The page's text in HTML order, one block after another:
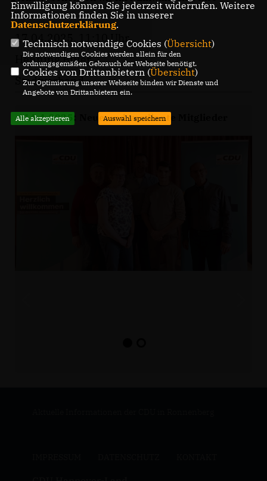
17.04.2025, 11:10 Uhr
Henning Bitter
Stadtverband
14.4.2025: Neue und verdiente Mitglieder
Einwilligung können Sie jederzeit widerrufen. Weitere
Informationen finden Sie in unserer
Datenschutzerklärung.
Technisch notwendige Cookies (Übersicht)
Die notwendigen Cookies werden allein für den
ordnungsgemäßen Gebrauch der Webseite benötigt.
Cookies von Drittanbietern (Übersicht)
Zur Optimierung unserer Webseite binden wir Dienste und
Angebote von Drittanbietern ein.
Alle akzeptieren Auswahl speichern